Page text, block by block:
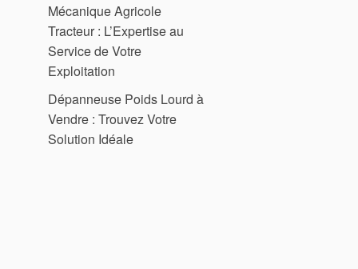
Mécanique Agricole
Tracteur : L’Expertise au
Service de Votre
Exploitation
Dépanneuse Poids Lourd à
Vendre : Trouvez Votre
Solution Idéale